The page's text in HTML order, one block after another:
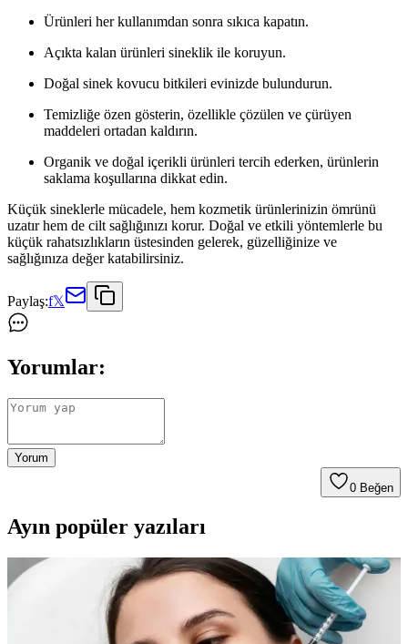
Ürünleri her kullanımdan sonra sıkıca kapatın.
Açıkta kalan ürünleri sineklik ile koruyun.
Doğal sinek kovucu bitkileri evinizde bulundurun.
Temizliğe özen gösterin, özellikle çözülen ve çürüyen
maddeleri ortadan kaldırın.
Organik ve doğal içerikli ürünleri tercih ederken, ürünlerin
saklama koşullarına dikkat edin.
Küçük sineklerle mücadele, hem kozmetik ürünlerinizin ömrünü
uzatır hem de cilt sağlığınızı korur. Doğal ve etkili yöntemlerle bu
küçük rahatsızlıkların üstesinden gelerek, güzelliğinize ve
sağlığınıza değer katabilirsiniz.
Paylaş:f𝕏
Yorumlar:
Yorum
0 Beğen
Ayın popüler yazıları